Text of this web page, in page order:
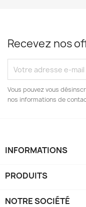
Recevez nos
Vous pouvez vous
nos informations de
INFORMATIONS
PRODUITS
NOTRE SOCIÉTÉ